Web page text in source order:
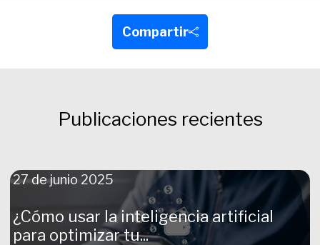
Compartir
Publicaciones recientes
27 de junio 2025
¿Cómo usar la inteligencia artificial
para optimizar tu...